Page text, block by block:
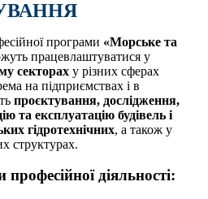
програми «Морське та
працевлаштуватися у
секторах у різних сферах
на підприємствах і в
проєктування, дослідження,
та експлуатацію будівель і
гідротехнічних, а також у
структурах.
діяльності: